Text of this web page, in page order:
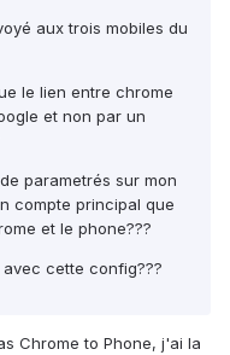
aux trois mobiles du
le lien entre chrome
et non par un
parametrés sur mon
compte principal que
et le phone???
cette config???
Chrome to Phone, j'ai la